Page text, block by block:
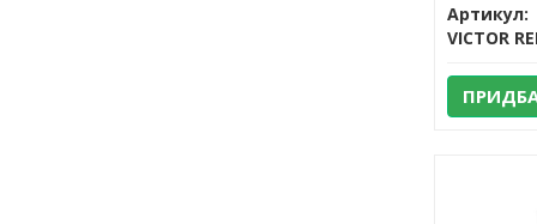
Артикул:
VICTOR